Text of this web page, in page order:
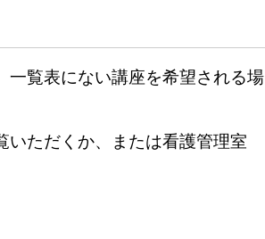
覧表にない講座を希望される場
いただくか、または看護管理室